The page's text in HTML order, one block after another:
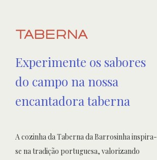
TABERNA
Experimente os sabores
do campo na nossa
encantadora taberna
A cozinha da Taberna da Barrosinha inspira-
se na tradição portuguesa, valorizando